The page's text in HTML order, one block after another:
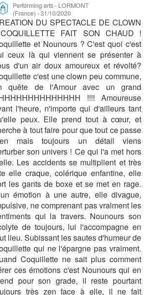
Performing arts- LORMONT
(France) -31/10/2020
DU SPECTACLE DE CLOWN
FAIT SON CHAUD !
et Nounours ? C'est quoi c'est
ceux là qui viennent se présenter à
d'un air doux amoureux et révolté?
c'est une clown peu commune,
quête de l'Amour avec un grand
!!!! Amoureuse
l'heure, n'importe qui d'ailleurs tant
peux. Elle prend tout à cœur, et
à tout faire pour que tout ce passe
mais toujours un détail viens
son univers ! Ce qui l'a met hors
Les accidents se multiplient et très
elle craque, colérique enfantine, elle
les gants de boxe et se met en rage.
émotion à une autre, elle divague,
ne comprenant pas vraiment les
qui la travers. Nounours son
de toujours, lui l'accompagne en
lieu. Subissant les sautes d'humeur de
qui ne l'épargne pas vraiment.
Coquillette ne sait plus comment
ces émotions c'est Nounours qui en
pour son grade, il reste pourtant
très zen face à elle, il ne fait